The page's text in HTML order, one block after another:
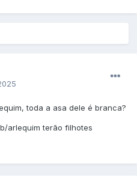
toda a asa dele é branca?
arlequim terão filhotes